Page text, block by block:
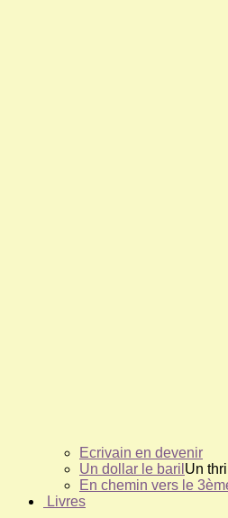
Ecrivain en devenir
Un dollar le baril Un
En chemin vers le
Livres